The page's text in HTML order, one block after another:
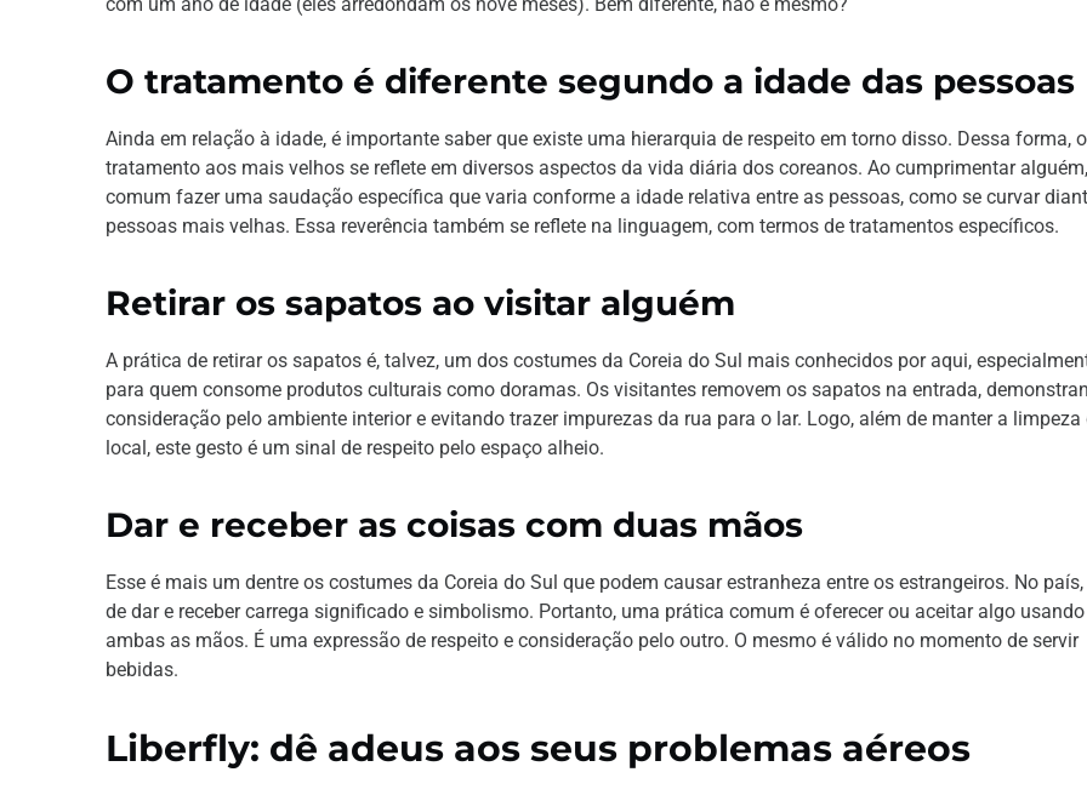
O tratamento é diferente segundo a idade das pessoas
Ainda em relação à idade, é importante saber que existe uma hierarquia de respeito em torno disso. Dessa forma, o
tratamento aos mais velhos se reflete em diversos aspectos da vida diária dos coreanos. Ao cumprimentar
comum fazer uma saudação específica que varia conforme a idade relativa entre as pessoas, como se curvar
pessoas mais velhas. Essa reverência também se reflete na linguagem, com termos de tratamentos específicos.
Retirar os sapatos ao visitar alguém
A prática de retirar os sapatos é, talvez, um dos costumes da Coreia do Sul mais conhecidos por aqui,
para quem consome produtos culturais como doramas. Os visitantes removem os sapatos na entrada,
consideração pelo ambiente interior e evitando trazer impurezas da rua para o lar. Logo, além de manter a limpeza
local, este gesto é um sinal de respeito pelo espaço alheio.
Dar e receber as coisas com duas mãos
Esse é mais um dentre os costumes da Coreia do Sul que podem causar estranheza entre os estrangeiros. No
de dar e receber carrega significado e simbolismo. Portanto, uma prática comum é oferecer ou aceitar algo usando
ambas as mãos. É uma expressão de respeito e consideração pelo outro. O mesmo é válido no momento de servir
bebidas.
Liberfly: dê adeus aos seus problemas aéreos